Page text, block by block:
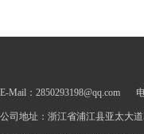
E-Mail：2850293198@qq.com
公司地址：浙江省浦江县亚太大道